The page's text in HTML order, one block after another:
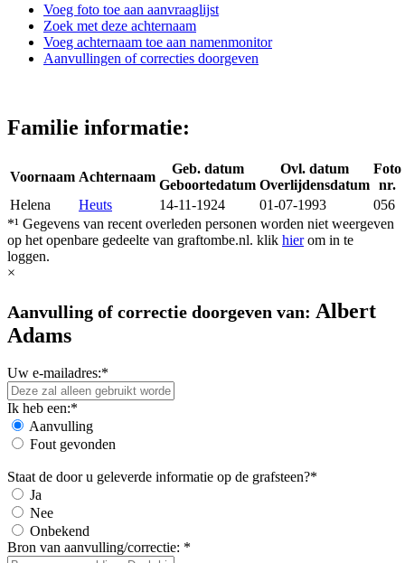
Voeg foto toe aan aanvraaglijst
Zoek met deze achternaam
Voeg achternaam toe aan namenmonitor
Aanvullingen of correcties doorgeven
Familie informatie:
Voornaam Achternaam
Geb. datum
Geboortedatum
Ovl. datum
Overlijdensdatum
Foto
nr.
Helena
Heuts 14-11-1924 01-07-1993
056
*¹ Gegevens van recent overleden personen worden niet weergeven
op het openbare gedeelte van graftombe.nl. klik hierom in te
loggen.
×
Aanvulling of correctie doorgeven van: Albert
Adams
Uw e-mailadres:*
Ik heb een:*
Aanvulling
Fout gevonden
Staat de door u geleverde informatie op de grafsteen?*
Ja
Nee
Onbekend
Bron van aanvulling/correctie: *